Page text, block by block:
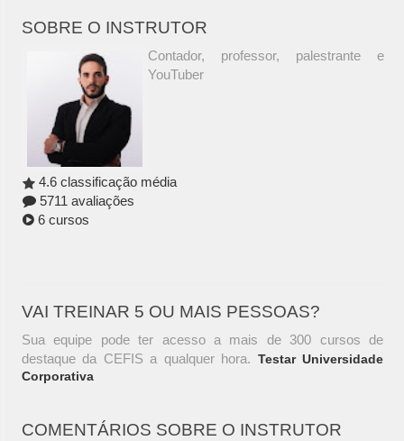
SOBRE O INSTRUTOR
Contador, professor, palestrante e
YouTuber
4.6 classificação média
5711 avaliações
6 cursos
VAI TREINAR 5 OU MAIS PESSOAS?
Sua equipe pode ter acesso a mais de 300 cursos de
destaque da CEFIS a qualquer hora. Testar Universidade
Corporativa
COMENTÁRIOS SOBRE O INSTRUTOR